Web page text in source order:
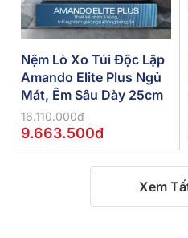
Nệm Lò Xo Túi Độc Lập
Amando Elite Plus Ngủ
Mát, Êm Sâu Dày 25cm
16.110.000đ
9.663.500đ
Xem